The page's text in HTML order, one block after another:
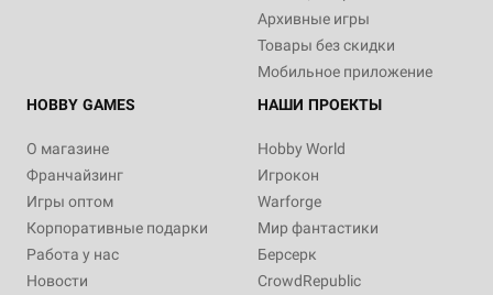
Архивные игры
Товары без скидки
Мобильное приложение
HOBBY GAMES
О магазине
Франчайзинг
Игры оптом
Корпоративные подарки
Работа у нас
Новости
НАШИ ПРОЕКТЫ
Hobby World
Игрокон
Warforge
Мир фантастики
Берсерк
CrowdRepublic